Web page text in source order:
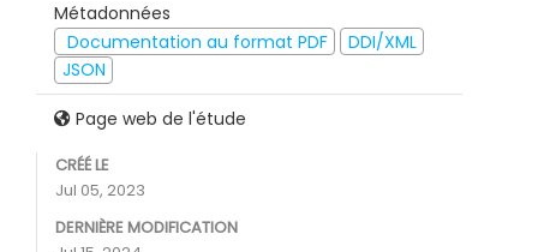
Métadonnées
Documentation au format PDF
DDI/XML
JSON
Page web de l'étude
CRÉÉ LE
Jul 05, 2023
DERNIÈRE MODIFICATION